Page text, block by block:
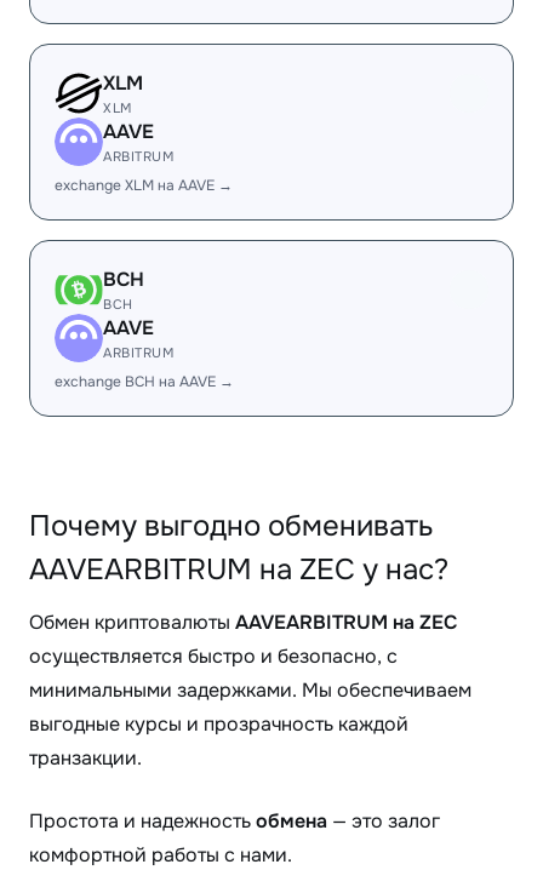
XLM
XLM
AAVE
ARBITRUM
exchange XLM на AAVE →
BCH
BCH
AAVE
ARBITRUM
exchange BCH на AAVE →
Почему выгодно обменивать
AAVEARBITRUM на ZEC у нас?
Обмен криптовалюты AAVEARBITRUM на ZEC
осуществляется быстро и безопасно, с
минимальными задержками. Мы обеспечиваем
выгодные курсы и прозрачность каждой
транзакции.
Простота и надежностьобмена — это залог
комфортной работы с нами.